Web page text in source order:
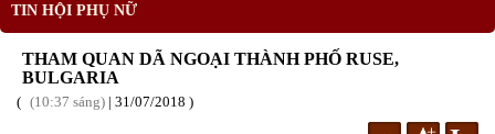
TIN HỘI PHỤ NỮ
THAM QUAN DÃ NGOẠI THÀNH PHỐ RUSE,
BULGARIA
10:37 sáng | 31 /07/2018